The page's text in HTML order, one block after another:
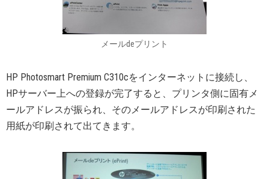
メールdeプリント
HP Photosmart Premium C310cをインターネットに接続し、
HPサーバー上への登録が完了すると、プリンタ側に固有メ
ールアドレスが振られ、そのメールアドレスが印刷された
用紙が印刷されて出てきます。